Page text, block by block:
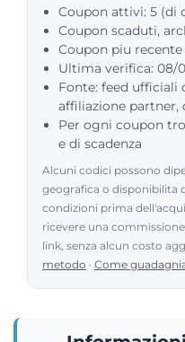
Coupon attivi: 5 (di
Coupon scaduti,
Coupon piu
Ultima verifica: 08/
Fonte: feed
affiliazione partner,
Per ogni coupon
e di scadenza
Alcuni codici possono
geografica o disponibilita
condizioni prima
ricevere una
link, senza alcun costo
metodo · Come